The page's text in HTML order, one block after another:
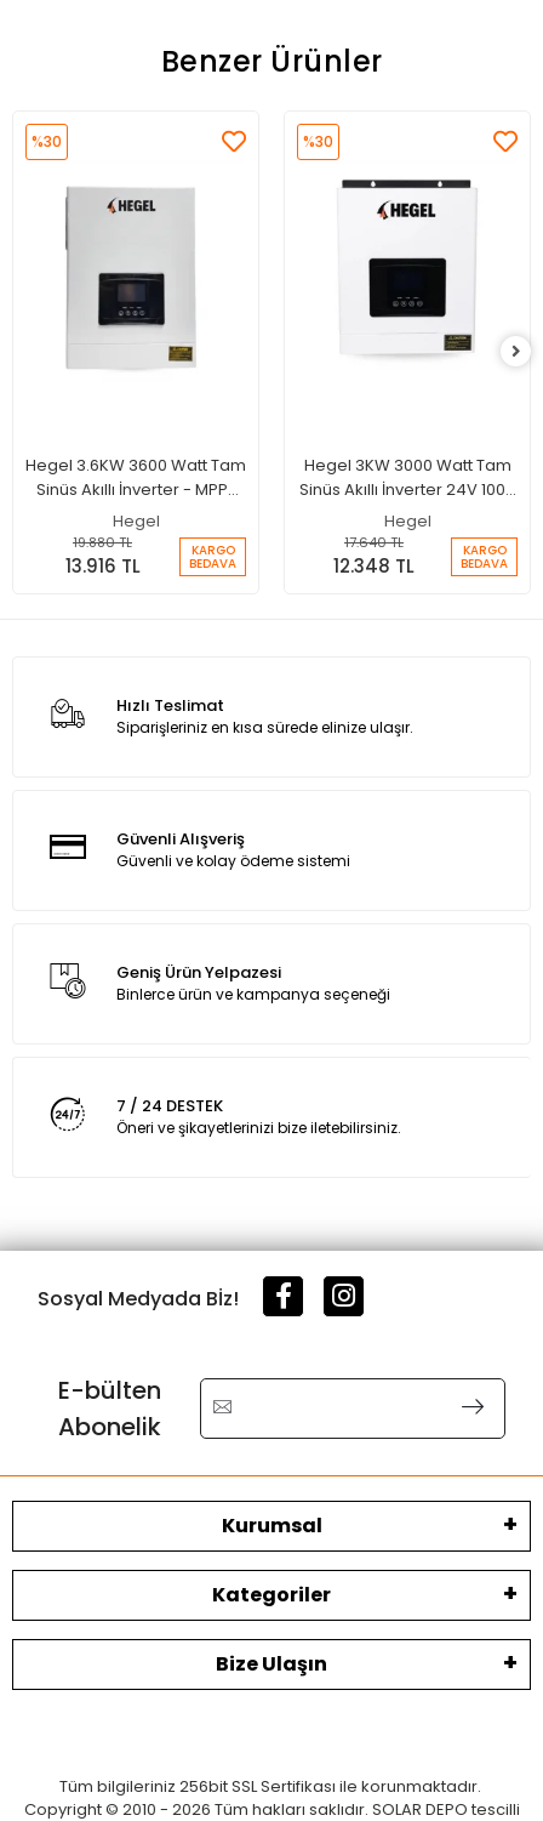
Benzer Ürünler
Hegel 3.6KW 3600 Watt Tam
Sinüs Akıllı İnverter - MPPT
24 Volt 100A Şarjlı İnverter
Hegel
%30
19.880 TL
13.916 TL
KARGO
BEDAVA
Hegel 3KW 3000 Watt Tam
Sinüs Akıllı İnverter 24V 100A
MPPT Şarjlı İnverter
Hegel
%30
17.640 TL
12.348 TL
KARGO
BEDAVA
Hızlı Teslimat
Siparişleriniz en kısa sürede elinize ulaşır.
Güvenli Alışveriş
Güvenli ve kolay ödeme sistemi
Geniş Ürün Yelpazesi
Binlerce ürün ve kampanya seçeneği
7 / 24 DESTEK
Öneri ve şikayetlerinizi bize iletebilirsiniz.
Sosyal Medyada Bİz!
E-bülten
Abonelik
Kurumsal
Kategoriler
Bize Ulaşın
Tüm bilgileriniz 256bit SSL Sertifikası ile korunmaktadır.
Copyright © 2010 - 2026 Tüm hakları saklıdır. SOLAR DEPO tescilli